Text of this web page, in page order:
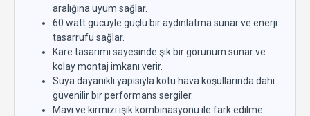
aralığına uyum sağlar.
60 watt gücüyle güçlü bir aydınlatma sunar ve enerji
tasarrufu sağlar.
Kare tasarımı sayesinde şık bir görünüm sunar ve
kolay montaj imkanı verir.
Suya dayanıklı yapısıyla kötü hava koşullarında dahi
güvenilir bir performans sergiler.
Mavi ve kırmızı ışık kombinasyonu ile fark edilme